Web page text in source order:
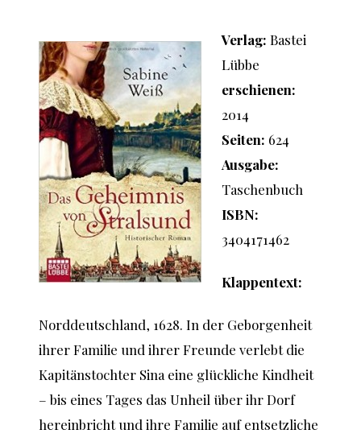
Verlag: Bastei
Lübbe
erschienen:
2014
Seiten: 624
Ausgabe:
Taschenbuch
ISBN:
3404171462
Klappentext:
Norddeutschland, 1628. In der Geborgenheit
ihrer Familie und ihrer Freunde verlebt die
Kapitänstochter Sina eine glückliche Kindheit
– bis eines Tages das Unheil über ihr Dorf
hereinbricht und ihre Familie auf entsetzliche